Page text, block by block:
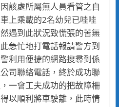
該處所屬無人員看管之自
上乘載的2名幼兒已哇哇
遇到此狀況致慌張的苦無
急忙地打電話報請警方到
利用便捷的網路搜尋到係
司聯絡電話，終於成功聯
一會工夫成功的把故障柵
以順利將車駛離，此時情